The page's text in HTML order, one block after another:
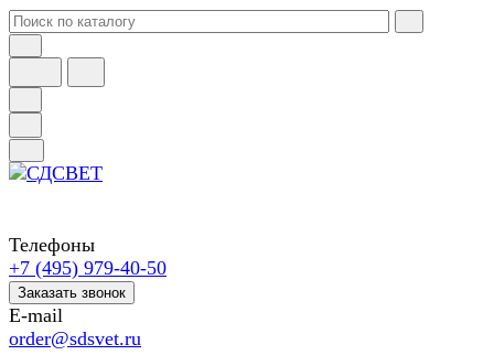
Телефоны
+7 (495) 979-40-50
Заказать звонок
E-mail
order@sdsvet.ru